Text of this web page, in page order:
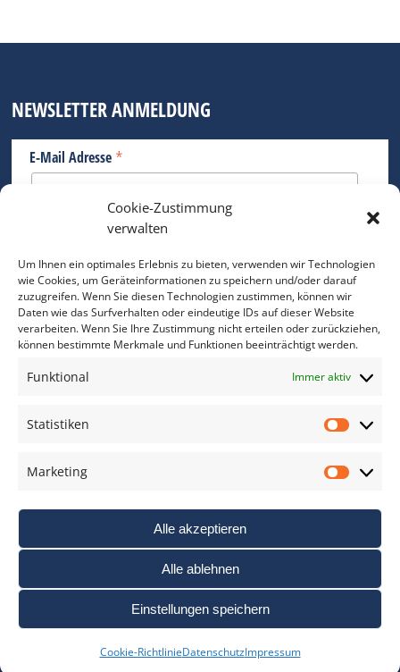
Cookie-Zustimmung
verwalten
Um Ihnen ein optimales Erlebnis zu bieten, verwenden wir Technologien
wie Cookies, um Geräteinformationen zu speichern und/oder darauf
zuzugreifen. Wenn Sie diesen Technologien zustimmen, können wir
Daten wie das Surfverhalten oder eindeutige IDs auf dieser Website
verarbeiten. Wenn Sie Ihre Zustimmung nicht erteilen oder zurückziehen,
können bestimmte Merkmale und Funktionen beeinträchtigt werden.
Funktional Immer aktiv
Statistiken
Marketing
Alle akzeptieren
Alle ablehnen
Einstellungen speichern
Cookie-RichtlinieDatenschutzImpressum
NEWSLETTER ANMELDUNG
E-Mail Adresse *
Bitte geben Sie Ihre E-Mail Adresse ein.
*
Haftungsausschluss
Cookie-Richtlinie (EU)